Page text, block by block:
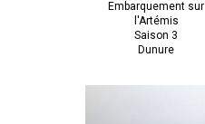
Embarquement sur
l'Artémis
Saison 3
Dunure